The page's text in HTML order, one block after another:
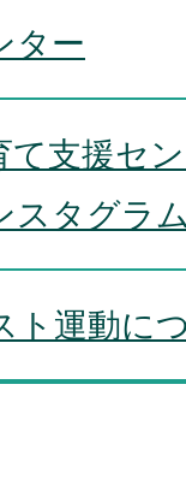
ター
て支援セ
スタグラ
ト運動に